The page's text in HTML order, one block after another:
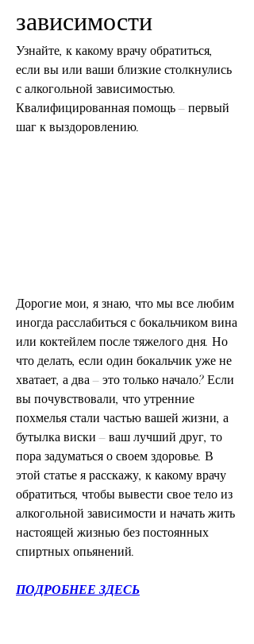
зависимости
Узнайте, к какому врачу обратиться,
если вы или ваши близкие столкнулись
с алкогольной зависимостью.
Квалифицированная помощь – первый
шаг к выздоровлению.
Дорогие мои, я знаю, что мы все любим
иногда расслабиться с бокальчиком вина
или коктейлем после тяжелого дня. Но
что делать, если один бокальчик уже не
хватает, а два – это только начало? Если
вы почувствовали, что утренние
похмелья стали частью вашей жизни, а
бутылка виски – ваш лучший друг, то
пора задуматься о своем здоровье. В
этой статье я расскажу, к какому врачу
обратиться, чтобы вывести свое тело из
алкогольной зависимости и начать жить
настоящей жизнью без постоянных
спиртных опьянений.
ПОДРОБНЕЕ ЗДЕСЬ